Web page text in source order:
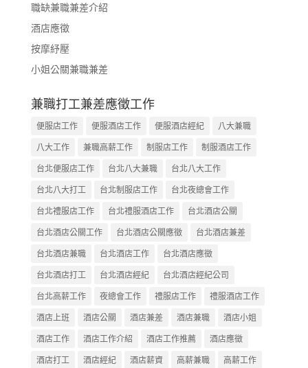
職缺兼職兼差介紹
酒店應徵
按摩紓壓
小姐公關兼職兼差
兼職打工兼差應徵工作
便服店工作 便服酒店工作 便服酒店經紀
八大兼職
八大工作
兼職高薪工作 制服店工作
制服酒店工作
台北便服店工作
台北八大兼職
台北八大工作
台北八大打工
台北制服店工作
台北夜總會工作
台北禮服店工作
台北禮服酒店工作
台北酒店公關
台北酒店公關工作
台北酒店公關應徵
台北酒店兼差
台北酒店兼職
台北酒店工作
台北酒店應徵
台北酒店打工
台北酒店經紀
台北酒店經紀公司
台北高薪工作
夜總會工作 禮服店工作
禮服酒店工作
酒店上班
酒店公關 酒店兼差 酒店兼職
酒店小姐
酒店工作
酒店工作介紹 酒店工作推薦
酒店應徵
酒店打工
酒店經紀 酒店薪資 高薪兼職
高薪工作